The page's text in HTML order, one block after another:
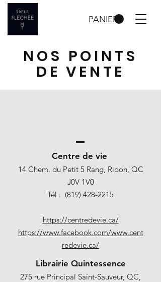
PANIER
NOS POINTS
DE VENTE
Centre de vie
14 Chem. du Petit 5 Rang, Ripon, QC
J0V 1V0
Tél : (819) 428-2215
https://centredevie.ca/
https://www.facebook.com/www.cent
redevie.ca/
Librairie Quintessence
275 rue Principal Saint-Sauveur, QC,